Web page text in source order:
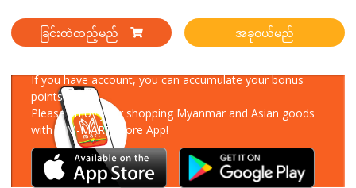
ခြင်းထဲထည့်မည် အခုဝယ်မည်
If you have account, you can accumulate your bonus
points!
Please enjoy your shopping Myanmar and Asian goods
with MM-MART Store App!